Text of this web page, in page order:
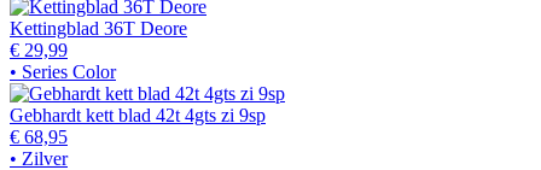
Kettingblad 36T Deore
€ 29,99
• Series Color
Gebhardt kett blad 42t 4gts zi 9sp
€ 68,95
• Zilver